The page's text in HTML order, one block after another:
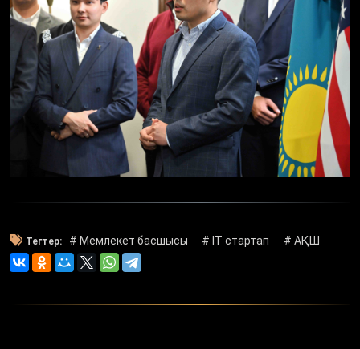
Тегтер: # Мемлекет басшысы # ІТ стартап # АҚШ